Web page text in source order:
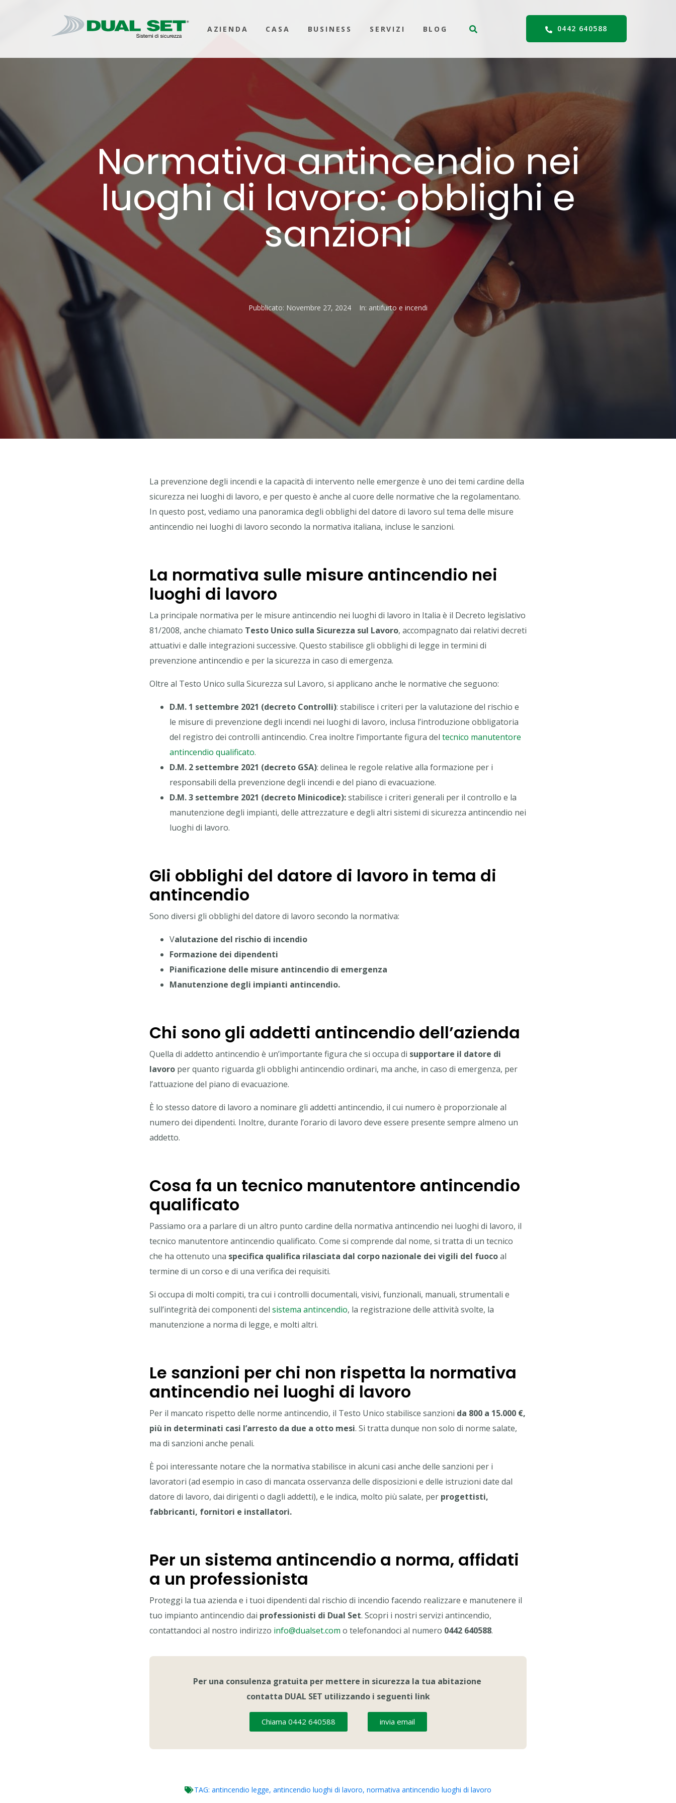
AZIENDA CASA BUSINESS SERVIZI BLOG 0442 640588
Normativa antincendio nei
luoghi di lavoro: obblighi e
sanzioni
Pubblicato: Novembre 27, 2024 In: antifurto e incendi
La prevenzione degli incendi e la capacità di intervento nelle emergenze è uno dei temi cardine della
sicurezza nei luoghi di lavoro, e per questo è anche al cuore delle normative che la regolamentano.
In questo post, vediamo una panoramica degli obblighi del datore di lavoro sul tema delle misure
antincendio nei luoghi di lavoro secondo la normativa italiana, incluse le sanzioni.
La normativa sulle misure antincendio nei
luoghi di lavoro
La principale normativa per le misure antincendio nei luoghi di lavoro in Italia è il Decreto legislativo
81/2008, anche chiamato Testo Unico sulla Sicurezza sul Lavoro, accompagnato dai relativi decreti
attuativi e dalle integrazioni successive. Questo stabilisce gli obblighi di legge in termini di
prevenzione antincendio e per la sicurezza in caso di emergenza.
Oltre al Testo Unico sulla Sicurezza sul Lavoro, si applicano anche le normative che seguono:
D.M. 1 settembre 2021 (decreto Controlli): stabilisce i criteri per la valutazione del rischio e
le misure di prevenzione degli incendi nei luoghi di lavoro, inclusa l’introduzione obbligatoria
del registro dei controlli antincendio. Crea inoltre l’importante figura del tecnico manutentore
antincendio qualificato.
D.M. 2 settembre 2021 (decreto GSA): delinea le regole relative alla formazione per i
responsabili della prevenzione degli incendi e del piano di evacuazione.
D.M. 3 settembre 2021 (decreto Minicodice):stabilisce i criteri generali per il controllo e la
manutenzione degli impianti, delle attrezzature e degli altri sistemi di sicurezza antincendio nei
luoghi di lavoro.
Gli obblighi del datore di lavoro in tema di
antincendio
Sono diversi gli obblighi del datore di lavoro secondo la normativa:
Valutazione del rischio di incendio
Formazione dei dipendenti
Pianificazione delle misure antincendio di emergenza
Manutenzione degli impianti antincendio.
Chi sono gli addetti antincendio dell’azienda
Quella di addetto antincendio è un’importante figura che si occupa di supportare il datore di
lavoro per quanto riguarda gli obblighi antincendio ordinari, ma anche, in caso di emergenza, per
l’attuazione del piano di evacuazione.
È lo stesso datore di lavoro a nominare gli addetti antincendio, il cui numero è proporzionale al
numero dei dipendenti. Inoltre, durante l’orario di lavoro deve essere presente sempre almeno un
addetto.
Cosa fa un tecnico manutentore antincendio
qualificato
Passiamo ora a parlare di un altro punto cardine della normativa antincendio nei luoghi di lavoro, il
tecnico manutentore antincendio qualificato. Come si comprende dal nome, si tratta di un tecnico
che ha ottenuto una specifica qualifica rilasciata dal corpo nazionale dei vigili del fuocoal
termine di un corso e di una verifica dei requisiti.
Si occupa di molti compiti, tra cui i controlli documentali, visivi, funzionali, manuali, strumentali e
sull’integrità dei componenti del sistema antincendio, la registrazione delle attività svolte, la
manutenzione a norma di legge, e molti altri.
Le sanzioni per chi non rispetta la normativa
antincendio nei luoghi di lavoro
Per il mancato rispetto delle norme antincendio, il Testo Unico stabilisce sanzioni da 800 a 15.000 €,
più in determinati casi l’arresto da due a otto mesi. Si tratta dunque non solo di norme salate,
ma di sanzioni anche penali.
È poi interessante notare che la normativa stabilisce in alcuni casi anche delle sanzioni per i
lavoratori (ad esempio in caso di mancata osservanza delle disposizioni e delle istruzioni date dal
datore di lavoro, dai dirigenti o dagli addetti), e le indica, molto più salate, per progettisti,
fabbricanti, fornitori e installatori.
Per un sistema antincendio a norma, affidati
a un professionista
Proteggi la tua azienda e i tuoi dipendenti dal rischio di incendio facendo realizzare e manutenere il
tuo impianto antincendio dai professionisti di Dual Set. Scopri i nostri servizi antincendio,
contattandoci al nostro indirizzo info@dualset.com o telefonandoci al numero 0442 640588.
Per una consulenza gratuita per mettere in sicurezza la tua abitazione
contatta DUAL SET utilizzando i seguenti link
Chiama 0442 640588 invia email
TAG: antincendio legge, antincendio luoghi di lavoro, normativa antincendio luoghi di lavoro